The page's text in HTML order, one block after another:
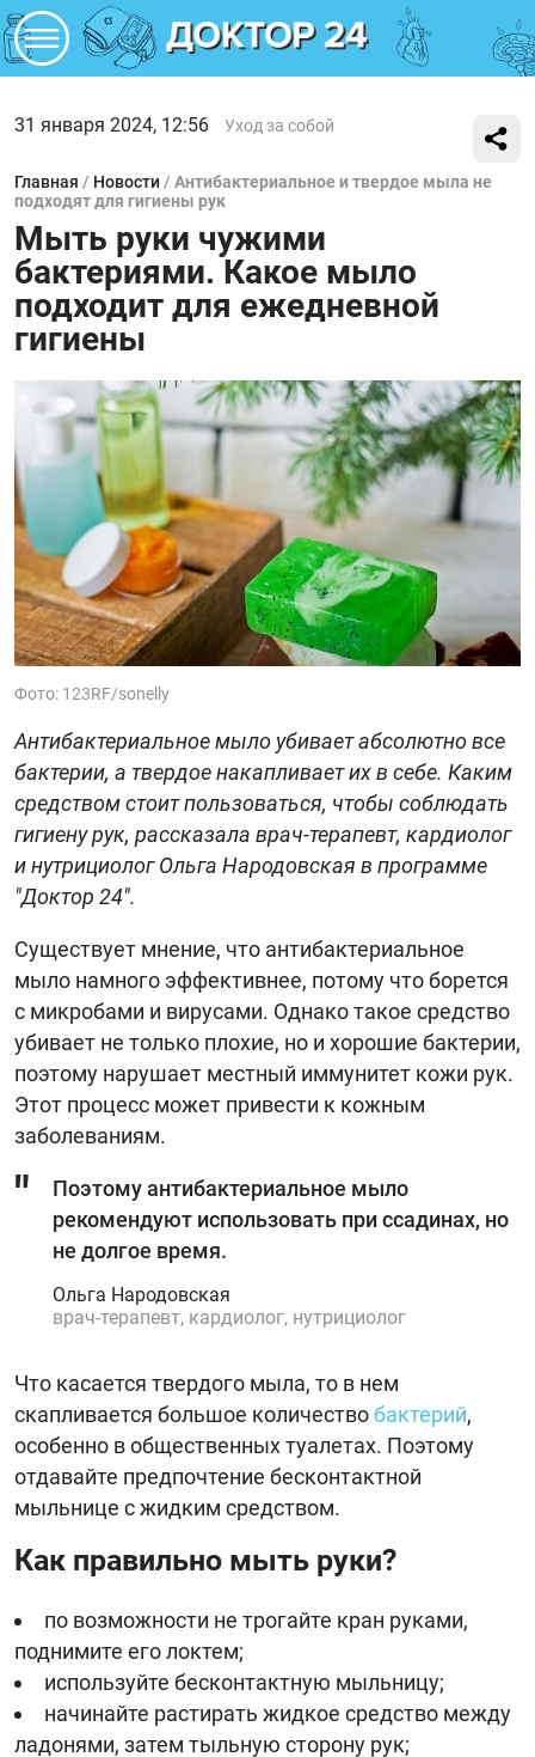
31 января 2024, 12:56 Уход за собой
Главная / Новости / Антибактериальное и твердое мыла не
подходят для гигиены рук
Мыть руки чужими
бактериями. Какое мыло
подходит для ежедневной
гигиены
Фото: 123RF/sonelly
Антибактериальное мыло убивает абсолютно все
бактерии, а твердое накапливает их в себе. Каким
средством стоит пользоваться, чтобы соблюдать
гигиену рук, рассказала врач-терапевт, кардиолог
и нутрициолог Ольга Народовская в программе
"Доктор 24".
Существует мнение, что антибактериальное
мыло намного эффективнее, потому что борется
с микробами и вирусами. Однако такое средство
убивает не только плохие, но и хорошие бактерии,
поэтому нарушает местный иммунитет кожи рук.
Этот процесс может привести к кожным
заболеваниям.
Поэтому антибактериальное мыло
рекомендуют использовать при ссадинах, но
не долгое время.
Ольга Народовская
врач-терапевт, кардиолог, нутрициолог
Что касается твердого мыла, то в нем
скапливается большое количествобактерий,
особенно в общественных туалетах. Поэтому
отдавайте предпочтение бесконтактной
мыльнице с жидким средством.
Как правильно мыть руки?
по возможности не трогайте кран руками,
поднимите его локтем;
используйте бесконтактную мыльницу;
начинайте растирать жидкое средство между
ладонями, затем тыльную сторону рук;